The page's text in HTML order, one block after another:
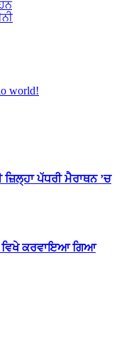
world!
ਪੱਧਰੀ ਮੈਰਾਥਨ ’ਚ
ਵਿਖੇ ਕਰਵਾਇਆ ਗਿਆ